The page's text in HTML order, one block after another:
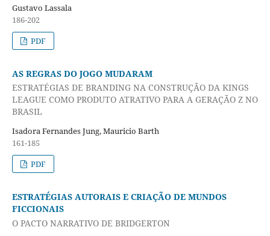
Gustavo Lassala
186-202
PDF
AS REGRAS DO JOGO MUDARAM
ESTRATÉGIAS DE BRANDING NA CONSTRUÇÃO DA KINGS
LEAGUE COMO PRODUTO ATRATIVO PARA A GERAÇÃO Z NO
BRASIL
Isadora Fernandes Jung, Mauricio Barth
161-185
PDF
ESTRATÉGIAS AUTORAIS E CRIAÇÃO DE MUNDOS
FICCIONAIS
O PACTO NARRATIVO DE BRIDGERTON